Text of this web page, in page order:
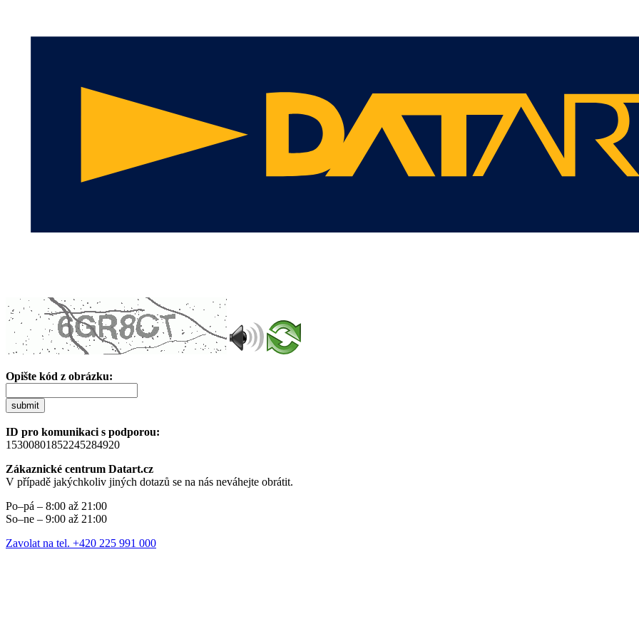
Opište kód z obrázku:
submit
ID pro komunikaci s podporou:
15300801852245284920
Zákaznické centrum Datart.cz
V případě jakýchkoliv jiných dotazů se na nás neváhejte obrátit.
Po–pá – 8:00 až 21:00
So–ne – 9:00 až 21:00
Zavolat na tel. +420 225 991 000